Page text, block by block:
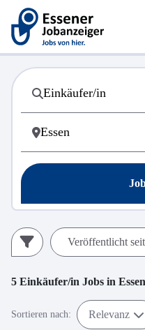
Veröffentlicht seit
5 Einkäufer/in Jobs in Essen
Sortieren nach: Relevanz